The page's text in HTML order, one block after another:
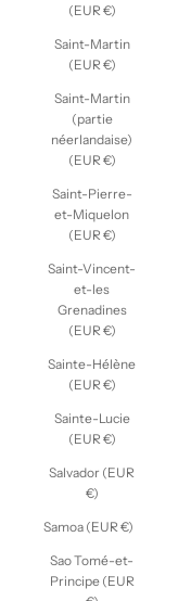
(EUR €)
Saint-Martin
(EUR €)
Saint-Martin
(partie
néerlandaise)
(EUR €)
Saint-Pierre-
et-Miquelon
(EUR €)
Saint-Vincent-
et-les
Grenadines
(EUR €)
Sainte-Hélène
(EUR €)
Sainte-Lucie
(EUR €)
Salvador (EUR
€)
Samoa (EUR €)
Sao Tomé-et-
Principe (EUR